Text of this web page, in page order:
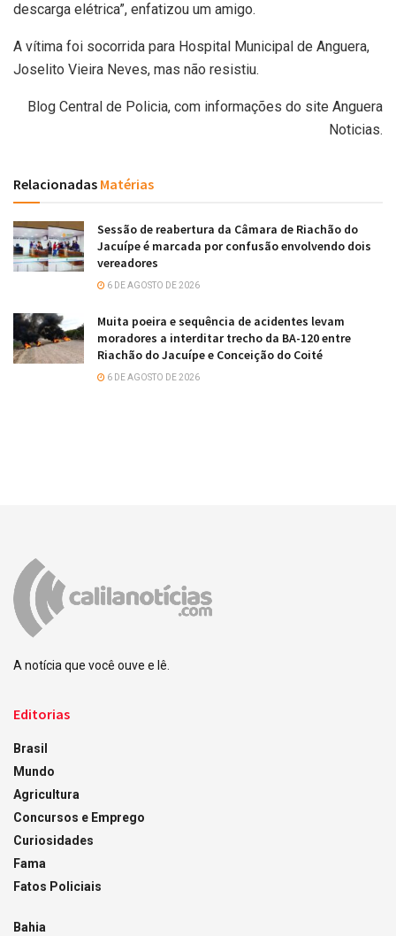
descarga elétrica”, enfatizou um amigo.
A vítima foi socorrida para Hospital Municipal de Anguera,
Joselito Vieira Neves, mas não resistiu.
Blog Central de Policia, com informações do site Anguera
Noticias.
Relacionadas Matérias
Sessão de reabertura da Câmara de Riachão do
Jacuípe é marcada por confusão envolvendo dois
vereadores
6 DE AGOSTO DE 2026
Muita poeira e sequência de acidentes levam
moradores a interditar trecho da BA-120 entre
Riachão do Jacuípe e Conceição do Coité
6 DE AGOSTO DE 2026
A notícia que você ouve e lê.
Editorias
Brasil
Mundo
Agricultura
Concursos e Emprego
Curiosidades
Fama
Fatos Policiais
Bahia